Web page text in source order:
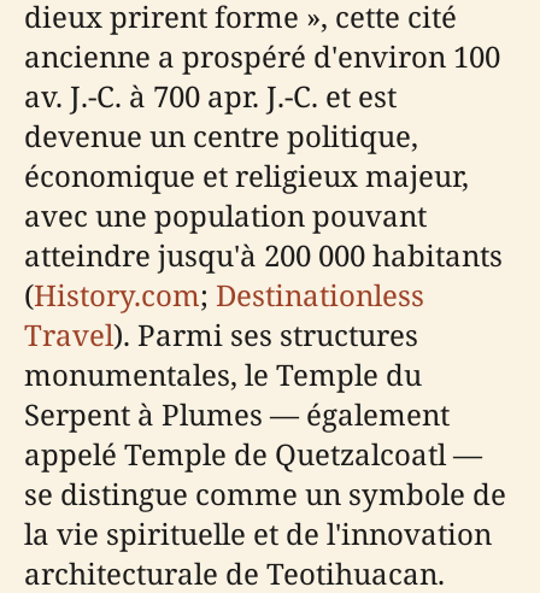
dieux prirent forme », cette cité
ancienne a prospéré d'environ 100
av. J.-C. à 700 apr. J.-C. et est
devenue un centre politique,
économique et religieux majeur,
avec une population pouvant
atteindre jusqu'à 200 000 habitants
(History.com; Destinationless
Travel). Parmi ses structures
monumentales, le Temple du
Serpent à Plumes — également
appelé Temple de Quetzalcoatl —
se distingue comme un symbole de
la vie spirituelle et de l'innovation
architecturale de Teotihuacan.